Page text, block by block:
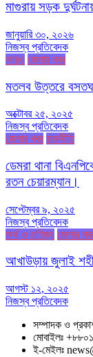
মাগুরায় সড়ক
জানুয়ারি ৩০, ২০২৬
নিজস্ব প্রতিবেদক
আরও জেলার খবর
মতলব উত্তরে
অক্টোবর ২৫, ২০২৫
নিজস্ব প্রতিবেদক
জেলার খবর রাজনীতি
ডেমরা থানা
রতন চেয়ারম্যান।
সেপ্টেম্বর ৯, ২০২৫
নিজস্ব প্রতিবেদক
অর্থ ও বাণিজ্য জেলার
আখাউড়ায় জুলাই
আগস্ট ১২, ২০২৫
নিজস্ব প্রতিবেদক
সম্পাদক ও
মোবাইলঃ
ই-মেইলঃ